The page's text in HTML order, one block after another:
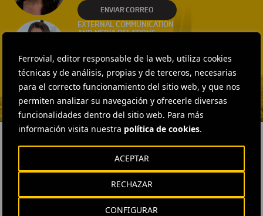
Ferrovial, editor responsable de la web, utiliza cookies
técnicas y de análisis, propias y de terceros, necesarias
para el correcto funcionamiento del sitio web, y que nos
permiten analizar su navegación y ofrecerle diversas
funcionalidades dentro del sitio web. Para más
información visita nuestra política de cookies.
CONFIGURAR
RECHAZAR
ACEPTAR
ENVIAR CORREO
EXTERNAL COMMUNICATION
AND MEDIA RELATIONS
Vargas
ENVIAR CORREO
RELACIONADOS